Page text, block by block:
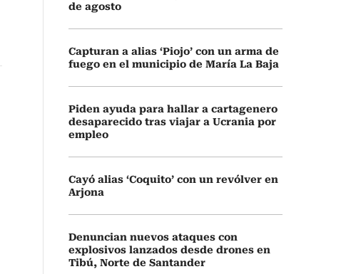
de agosto
Capturan a alias ‘Piojo’ con un arma de
fuego en el municipio de María La Baja
Piden ayuda para hallar a cartagenero
desaparecido tras viajar a Ucrania por
empleo
Cayó alias ‘Coquito’ con un revólver en
Arjona
Denuncian nuevos ataques con
explosivos lanzados desde drones en
Tibú, Norte de Santander